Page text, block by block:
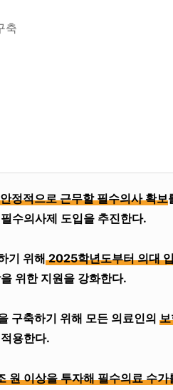
축
정적으로 근무할 필수의사 확보
수의사제 도입을 추진한다.
기 위해2025학년도부터 의대
위한 지원을 강화한다.
구축하기 위해 모든 의료인의
용한다.
원 이상을 투자해 필수의료 수가